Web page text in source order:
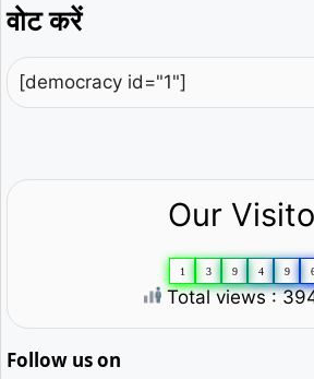
वोट करें
[democracy id="1"]
Our
1 3 9 4 9
Total views :
Follow us on